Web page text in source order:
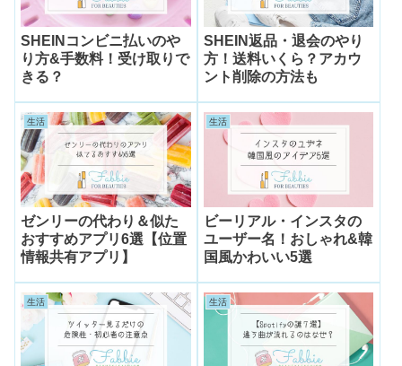
SHEINコンビニ払いのや
り方&手数料！受け取りで
きる？
SHEIN返品・退会のやり
方！送料いくら？アカウ
ント削除の方法も
生活
ゼンリーの代わり＆似た
おすすめアプリ6選【位置
情報共有アプリ】
生活
ビーリアル・インスタの
ユーザー名！おしゃれ&韓
国風かわいい5選
生活 生活